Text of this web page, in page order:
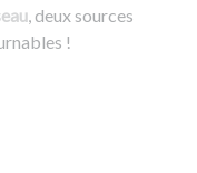
, deux sources
!